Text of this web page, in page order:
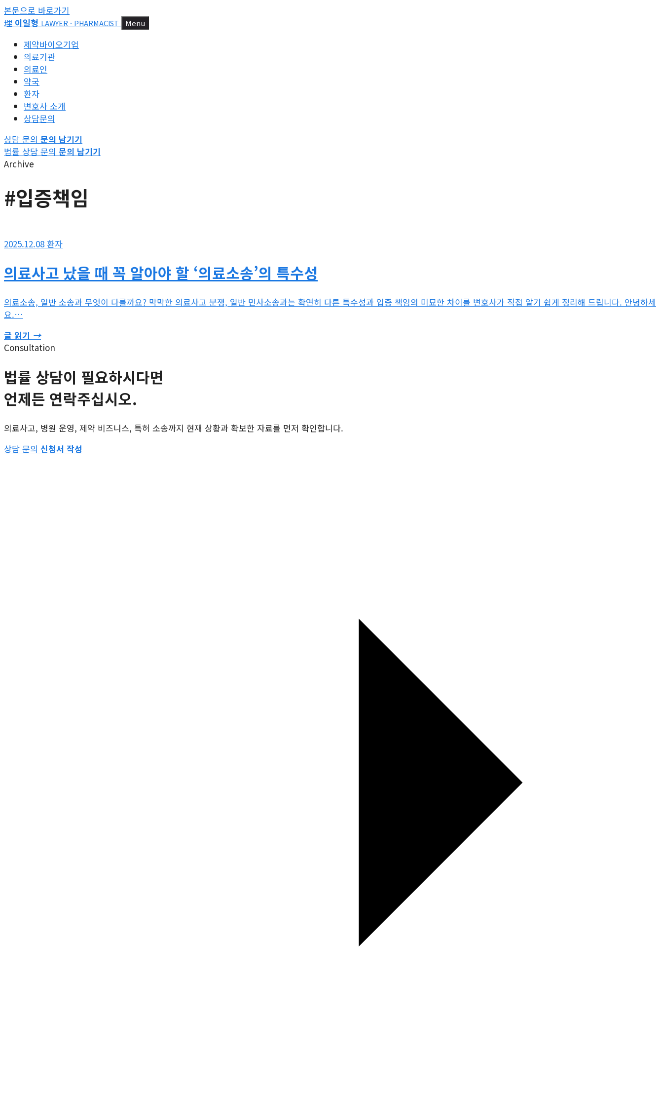
본문으로 바로가기
理 이일형 LAWYER · PHARMACIST Menu
제약바이오기업
의료기관
의료인
약국
환자
변호사 소개
상담문의
상담 문의 문의 남기기
법률 상담 문의 문의 남기기
Archive
#입증책임
2025.12.08 환자
의료사고 났을 때 꼭 알아야 할 ‘의료소송’의 특수성
의료소송, 일반 소송과 무엇이 다를까요? 막막한 의료사고 분쟁, 일반 민사소송과는 확연히 다른 특수성과 입증 책임의 미묘한 차이를 변호사가 직접 알기 쉽게 정리해 드립니다. 안녕하세
요.…
글 읽기 →
Consultation
법률 상담이 필요하시다면
언제든 연락주십시오.
의료사고, 병원 운영, 제약 비즈니스, 특허 소송까지 현재 상황과 확보한 자료를 먼저 확인합니다.
상담 문의 신청서 작성